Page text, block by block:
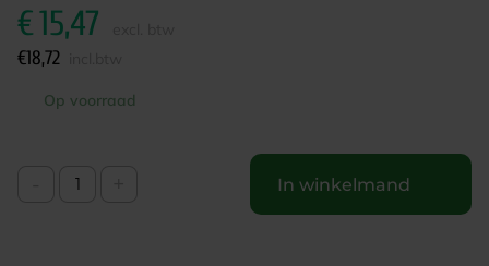
€15,47
€18,72
Op voorraad
In winkelmand